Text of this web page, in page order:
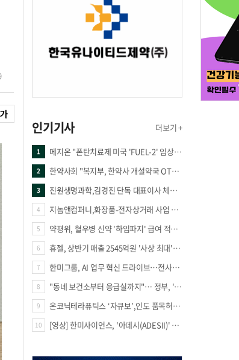
인기기사 더보기 +
1 메지온 "폰탄치료제 미국 'FUEL-2' 임상 프로토콜 영국 승인"
2 한약사회 "복지부, 한약사 개설약국 OTC 공급 방해 더는 방관 말아야"
3 진원생명과학,김경진 단독 대표이사 체제 돌입
4 지놈앤컴퍼니,화장품-전자상거래 사업 진출
5 약평위, 혈우병 신약 '하임파지' 급여 적정성 인정…조건부 통과
6 휴젤, 상반기 매출 2545억원 '사상 최대'…미국 투자 속 성장세 지속
7 한미그룹, AI 업무 혁신 드라이브…전사적 AI 활용 문화 구축
8 "동네 보건소부터 응급실까지"… 정부, 'AI 기본의료 전략' 의료공백 메운다
9 온코닉테라퓨틱스 ‘자큐보’,인도 품목허가...14억 시장 진출
10 [영상] 한미사이언스, '아데시(ADESII)' 앞세워 더마 시장 판도 바꾼다